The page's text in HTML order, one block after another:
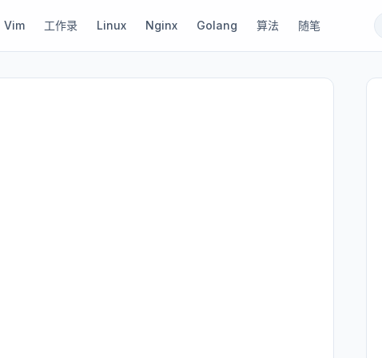
Vim 工作录 Linux Nginx Golang 算法 随笔